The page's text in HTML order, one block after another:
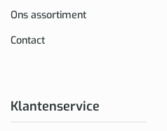
Ons assortiment
Contact
Klantenservice